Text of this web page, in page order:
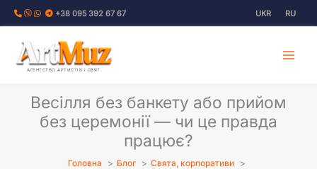
Перейти
+38 095 392 67 67 UKR RU
АГЕНТСТВО АРТИСТІВ І СВЯТ
Весілля без банкету або прийом
без церемонії — чи це правда
працює?
Головна Блог
Свята, корпоративи